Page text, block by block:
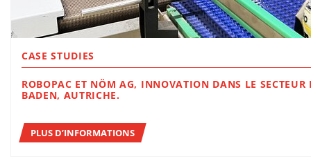
CASE STUDIES
ROBOPAC ET NÖM AG, INNOVATION DANS LE SECTEUR
BADEN, AUTRICHE.
PLUS D’INFORMATIONS